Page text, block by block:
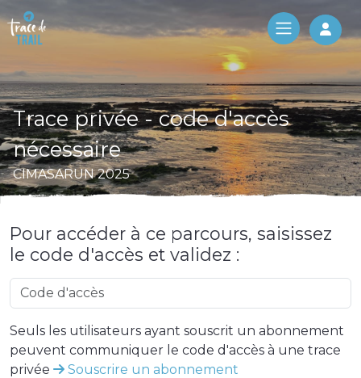
Log
Trace privée - code d'accès
nécessaire
CIMASARUN 2025
Pour accéder à ce parcours, saisissez
le code d'accès et validez :
Seuls les utilisateurs ayant souscrit un abonnement
peuvent communiquer le code d'accès à une trace
privée
Souscrire un abonnement